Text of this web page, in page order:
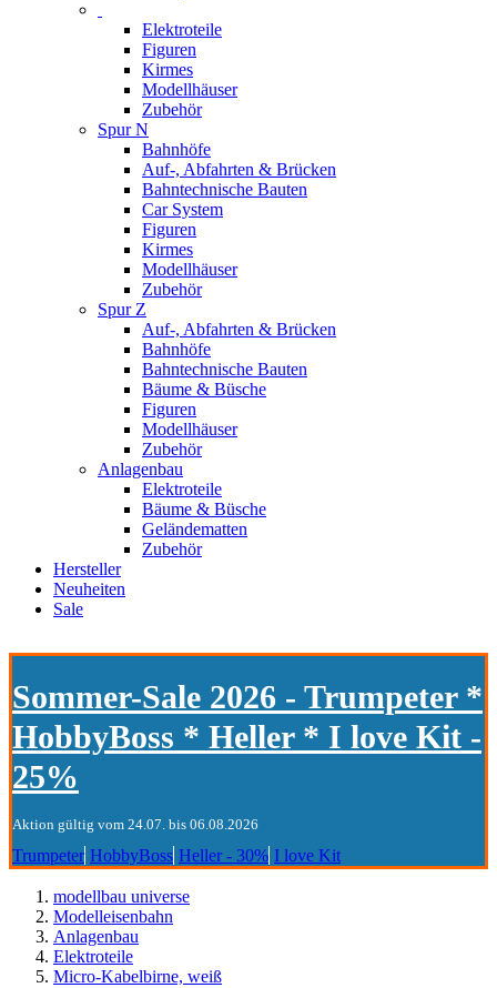
Elektroteile
Figuren
Kirmes
Modellhäuser
Zubehör
Spur N
Bahnhöfe
Auf-, Abfahrten & Brücken
Bahntechnische Bauten
Car System
Figuren
Kirmes
Modellhäuser
Zubehör
Spur Z
Auf-, Abfahrten & Brücken
Bahnhöfe
Bahntechnische Bauten
Bäume & Büsche
Figuren
Modellhäuser
Zubehör
Anlagenbau
Elektroteile
Bäume & Büsche
Geländematten
Zubehör
Hersteller
Neuheiten
Sale
Sommer-Sale 2026 - Trumpeter *
HobbyBoss * Heller * I love Kit -
25%
Aktion gültig vom 24.07. bis 06.08.2026
Trumpeter HobbyBoss Heller - 30% I love Kit
modellbau universe
Modelleisenbahn
Anlagenbau
Elektroteile
Micro-Kabelbirne, weiß